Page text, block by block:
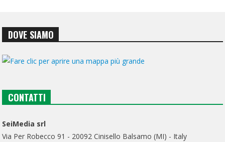
DOVE SIAMO
CONTATTI
SeiMedia srl
Via Per Robecco 91 - 20092 Cinisello Balsamo (MI) - Italy